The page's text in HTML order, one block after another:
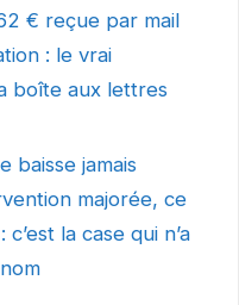
€ reçue par mail
: le vrai
boîte aux lettres
baisse jamais
majorée, ce
la case qui n’a